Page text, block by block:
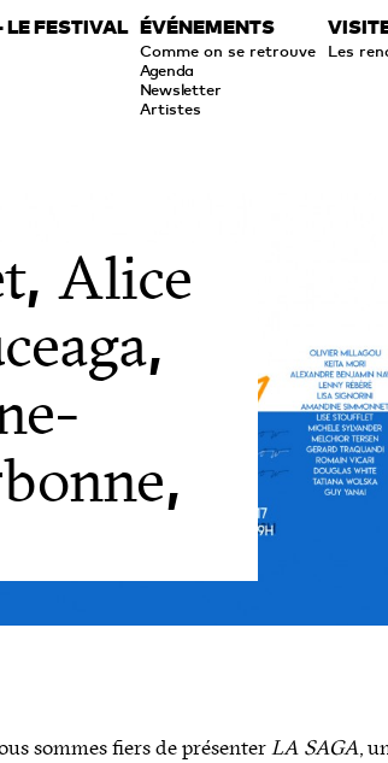
LE FESTIVAL ÉVÉNEMENTS
Comme on se retrouve
Agenda
Newsletter
Artistes
Les
, Alice
,
,
sommes fiers de présenterLA SAGA,